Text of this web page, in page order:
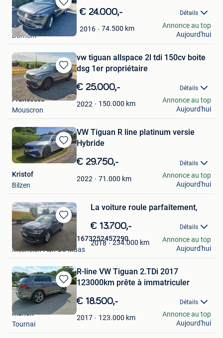
Sauvegarder
dans
Mes
Favoris
€ 24.000,- Détails
2016 74.500 km
jan
Bornem
Annonce au top
Aujourd'hui
Sauvegarder
dans
Mes
Favoris
vw tiguan allspace 2l tdi 150cv boite
dsg 1er propriétaire
€ 25.000,- Détails
2022 150.000 km
Francesco
Mouscron
Annonce au top
Aujourd'hui
Sauvegarder
dans
VW Tiguan R line platinum versie
Hybride
€ 29.750,- Détails
2022 71.000 km
Kristof
Bilzen
Annonce au top
Aujourd'hui
Sauvegarder
dans
Favoris
La voiture roule parfaitement,
€ 13.700,- Détails
2018 234.000 km
Belge11543Apst5031673252457290
Mechelen-Aan-De-Maas
Annonce au top
Aujourd'hui
Sauvegarder
dans
Mes
Favoris
R-line VW Tiguan 2.TDi 2017
123000km prête à immatriculer
€ 18.500,- Détails
2017 123.000 km
Manon
Tournai
Annonce au top
Aujourd'hui